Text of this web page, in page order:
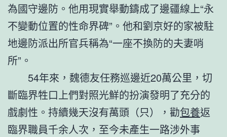
為國守邊防。他用現實舉動鑄成了邊疆線上“永
不變動位置的性命界碑”。他和劉京好的家被駐
地邊防派出所官兵稱為“一座不換防的夫妻哨
所”。
54年來，魏德友任務巡邊近20萬公里，切
斷臨界牲口上們對照光鮮的扮演發明了充分的
戲劇性。持續幾天沒有萬頭（只），勸包養返
臨界職員千余人次，至今未產生一路涉外事